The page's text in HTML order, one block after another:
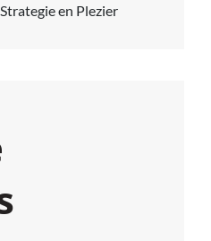
en Plezier